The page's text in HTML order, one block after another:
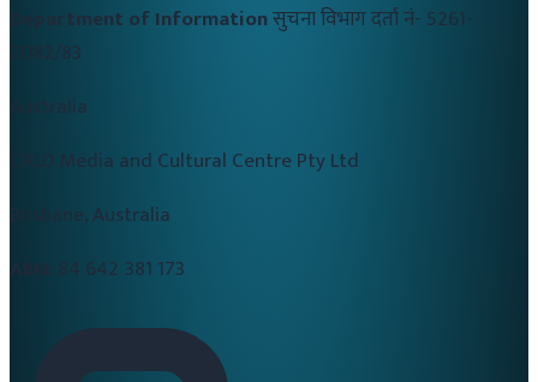
Department of Informationसुचना विभाग दर्ता नं- 5261-
2082/83
Australia
CALD Media and Cultural Centre Pty Ltd
Brisbane, Australia
84 642 381 173